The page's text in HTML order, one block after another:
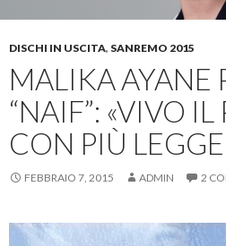
DISCHI IN USCITA, SANREMO 2015
MALIKA AYANE
“NAIF”: «VIVO IL
CON PIÙ
FEBBRAIO 7, 2015 ADMIN 2